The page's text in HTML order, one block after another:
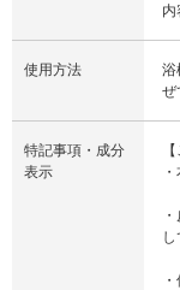
内
使用方法
浴
ぜ
特記事項・成分
表示